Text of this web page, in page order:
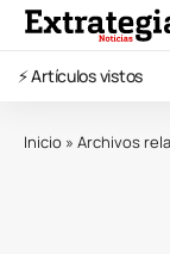
⚡️ Artículos vistos
Inicio » Archivos